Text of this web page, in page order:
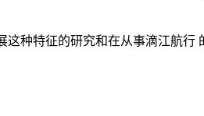
种特征的研究和在从事滴江航行